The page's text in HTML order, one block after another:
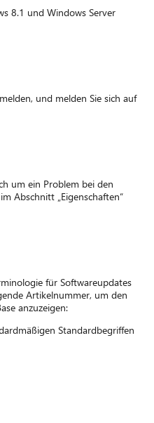
8.1 und Windows Server
und melden Sie sich auf
um ein Problem bei den
Abschnitt „Eigenschaften“
für Softwareupdates
Artikelnummer, um den
anzuzeigen:
Standardbegriffen